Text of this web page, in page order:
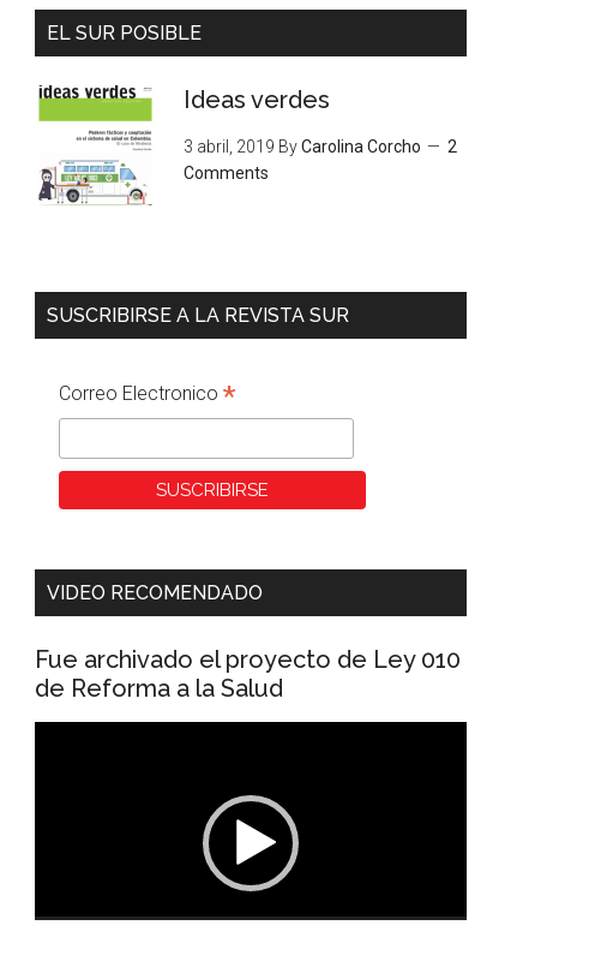
EL SUR POSIBLE
Ideas verdes
3 abril, 2019 ByCarolina Corcho
2
Comments
SUSCRIBIRSE A LA REVISTA SUR
Correo Electronico *
VIDEO RECOMENDADO
Fue archivado el proyecto de Ley 010
de Reforma a la Salud